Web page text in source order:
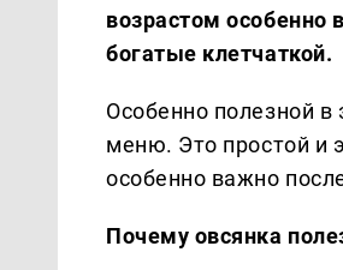
возрастом особенно
богатые клетчаткой.
Особенно полезной в
меню. Это простой и
особенно важно
Почему овсянка